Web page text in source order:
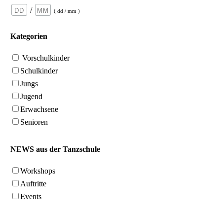
/
( dd / mm )
Kategorien
Vorschulkinder
Schulkinder
Jungs
Jugend
Erwachsene
Senioren
NEWS aus der Tanzschule
Workshops
Auftritte
Events